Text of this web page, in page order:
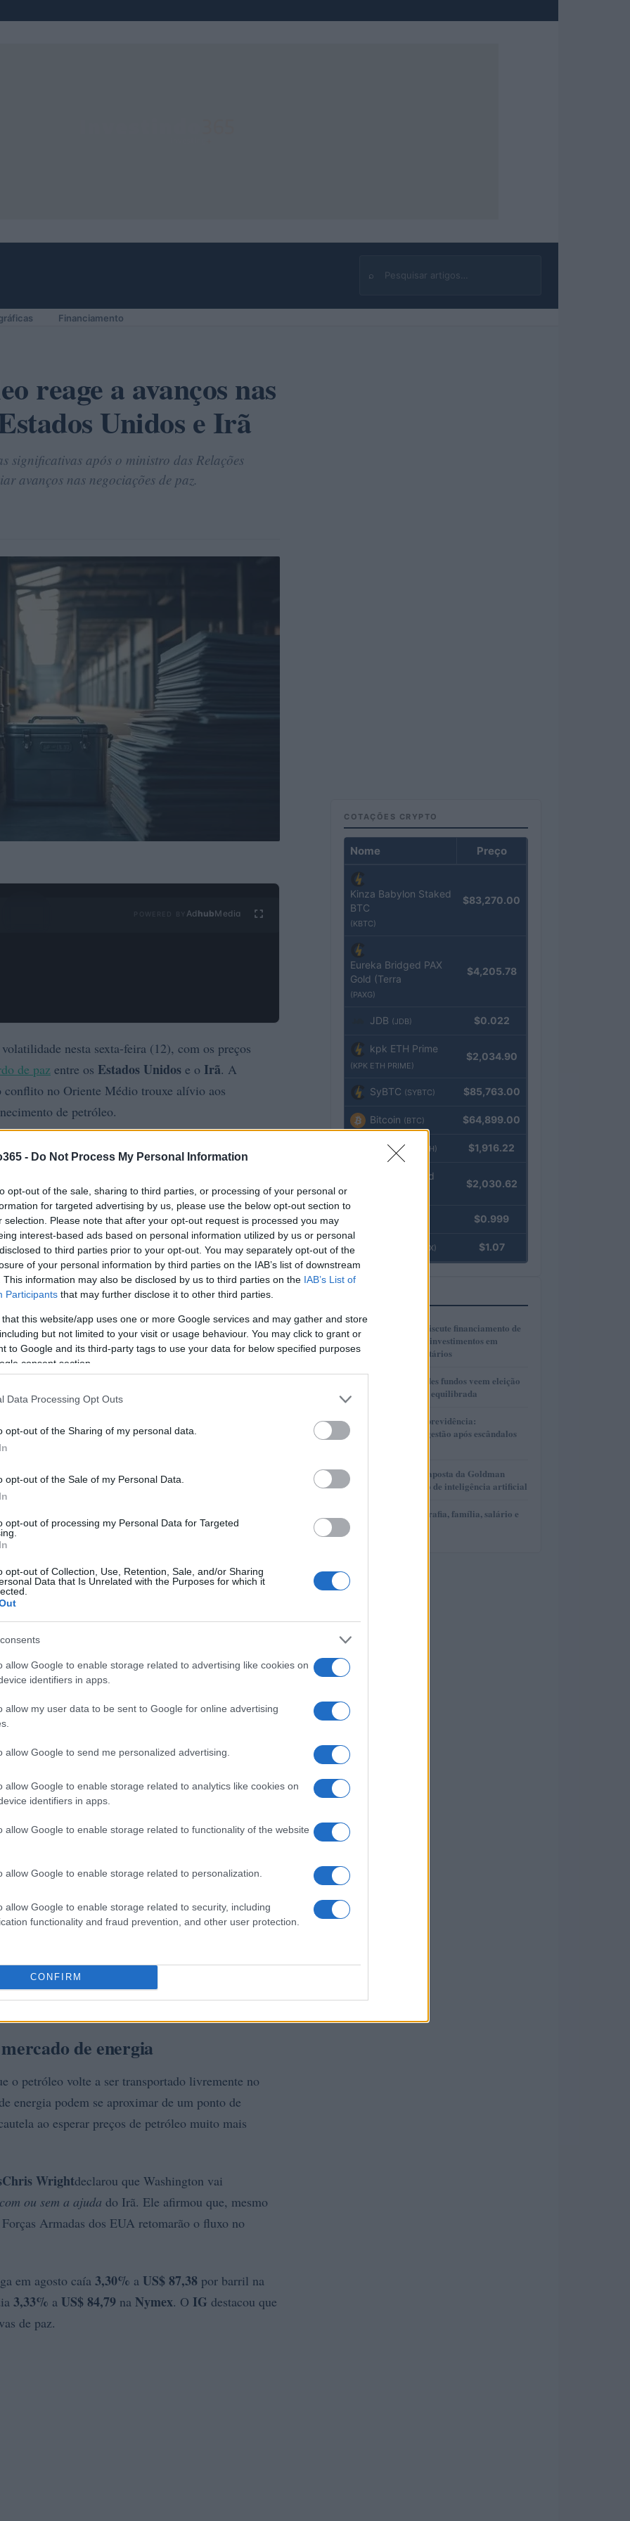
- Do Not Process My Personal Information
opt-out of the sale, sharing to third parties, or processing of your personal or
for targeted advertising by us, please use the below opt-out section to
selection. Please note that after your opt-out request is processed you may
interest-based ads based on personal information utilized by us or personal
to third parties prior to your opt-out. You may separately opt-out of the
of your personal information by third parties on the IAB’s list of downstream
This information may also be disclosed by us to third parties on the IAB’s List of
Participants that may further disclose it to other third parties.
that this website/app uses one or more Google services and may gather and store
but not limited to your visit or usage behaviour. You may click to grant or
to Google and its third-party tags to use your data for below specified purposes
consent section.
Data Processing Opt Outs
opt-out of the Sharing of my personal data.
opt-out of the Sale of my Personal Data.
opt-out of processing my Personal Data for Targeted
opt-out of Collection, Use, Retention, Sale, and/or Sharing
Data that Is Unrelated with the Purposes for which it
allow Google to enable storage related to advertising like cookies on
identifiers in apps.
allow my user data to be sent to Google for online advertising
allow Google to send me personalized advertising.
allow Google to enable storage related to analytics like cookies on
identifiers in apps.
allow Google to enable storage related to functionality of the website
allow Google to enable storage related to personalization.
allow Google to enable storage related to security, including
functionality and fraud prevention, and other user protection.
CONFIRM
⌕
Buscar
Financiamento
reage a avanços nas
Unidos e Irã
significativas após o ministro das Relações
avanços nas negociações de paz.
Ad hubMedia
nesta sexta-feira (12), com os preços
de paz entre os Estados Unidos e o Irã. A
conflito no Oriente Médio trouxe alívio aos
de petróleo.
o pregão com uma queda de
Exchange (ICE)emLondres
Exchange (Nymex)
nas negociações
as hostilidades no Oriente Médio nunca esteve tão
afirmou que, enquanto aguarda a finalização do
sobre seu conteúdo.
abordagem responsável e transparente
e que todos
no momento apropriado. Horas mais tarde, o
por portais de notícias internacionais sobre os
de energia
o petróleo volte a ser transportado livremente no
energia podem se aproximar de um ponto de
ao esperar preços de petróleo muito mais
Chris Wrightdeclarou que Washington vai
com ou sem a ajuda do Irã. Ele afirmou que, mesmo
Armadas dos EUA retomarão o fluxo no
em agosto caía 3,30% a US$ 87,38 por barril na
3,33% a US$ 84,79 na Nymex. O IG destacou que
de paz.
COTAÇÕES CRYPTO
Nome Preço
Kinza Babylon Staked
BTC
(KBTC)
$83,270.00
Eureka Bridged PAX
Gold (Terra
(PAXG)
$4,205.78
JDB (JDB) $0.022
kpk ETH Prime
(KPK ETH PRIME)
$2,034.90
SyBTC (SYBTC) $85,763.00
Bitcoin (BTC) $64,899.00
Ethereum (ETH) $1,916.22
kpk ETH Yield
$2,030.62
$0.999
(USDEX) $1.07
1
Presidente Lula discute financiamento de
planos de saúde e investimentos em
hospitais universitários
2
Gestores de grandes fundos veem eleição
presidencial mais equilibrada
3
Reformas no Rioprevidência:
Transparência e gestão após escândalos
4
AlphaAI: A nova aposta da Goldman
Sachs no mercado de inteligência artificial
5
David Ortiz: biografia, família, salário e